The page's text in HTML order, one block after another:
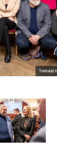
Tomasz